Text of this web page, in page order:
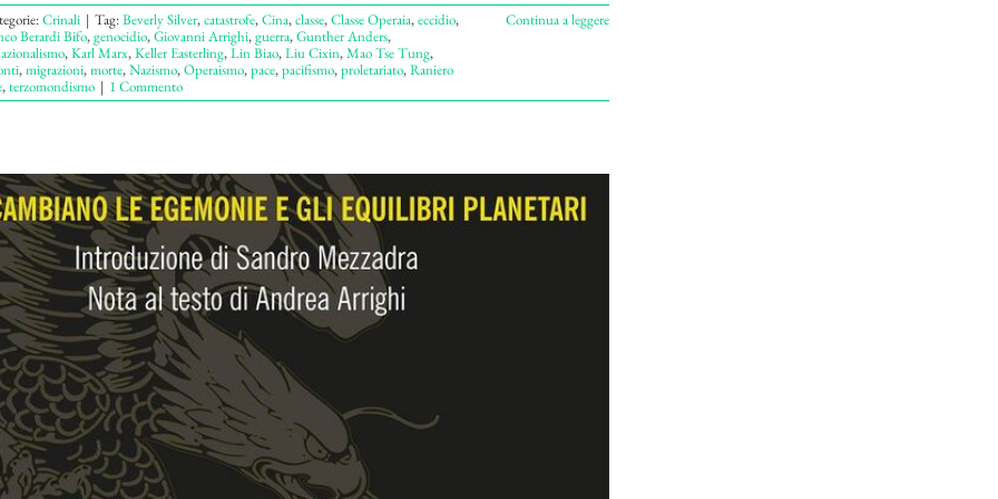
Crinali | Tag:Beverly Silver,catastrofe,Cina,classe,Classe Operaia,eccidio,
Berardi Bifo,genocidio,Giovanni Arrighi,guerra,Gunther Anders,
,Karl Marx,Keller Easterling,Lin Biao,Liu Cixin,Mao Tse Tung,
,migrazioni,morte,Nazismo,Operaismo,pace,pacifismo,proletariato,Raniero
,terzomondismo | 1 Commento
Continua a leggere